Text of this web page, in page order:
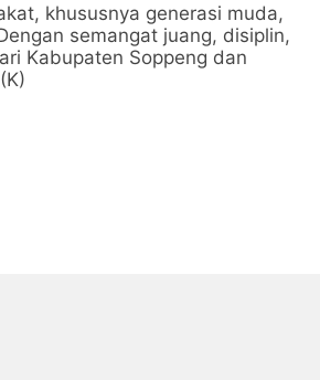
khususnya generasi muda,
semangat juang, disiplin,
Kabupaten Soppeng dan